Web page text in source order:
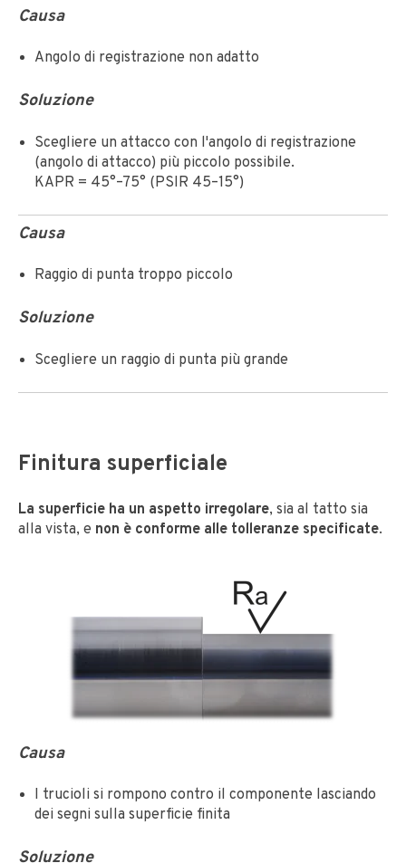
Causa
Angolo di registrazione non adatto
Soluzione
Scegliere un attacco con l'angolo di registrazione
(angolo di attacco) più piccolo possibile.
KAPR = 45°–75° (PSIR 45–15°)
Causa
Raggio di punta troppo piccolo
Soluzione
Scegliere un raggio di punta più grande
Finitura superficiale
La superficie ha un aspetto irregolare, sia al tatto sia
alla vista, e non è conforme alle tolleranze specificate.
Causa
I trucioli si rompono contro il componente lasciando
dei segni sulla superficie finita
Soluzione